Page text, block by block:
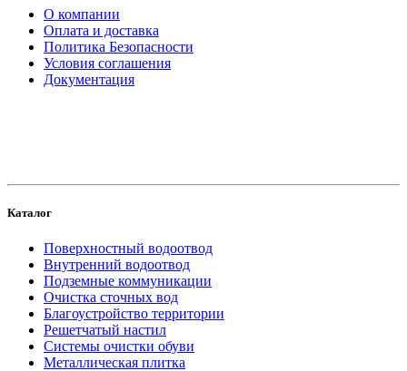
О компании
Оплата и доставка
Политика Безопасности
Условия соглашения
Документация
Каталог
Поверхностный водоотвод
Внутренний водоотвод
Подземные коммуникации
Очистка сточных вод
Благоустройство территории
Решетчатый настил
Системы очистки обуви
Металлическая плитка